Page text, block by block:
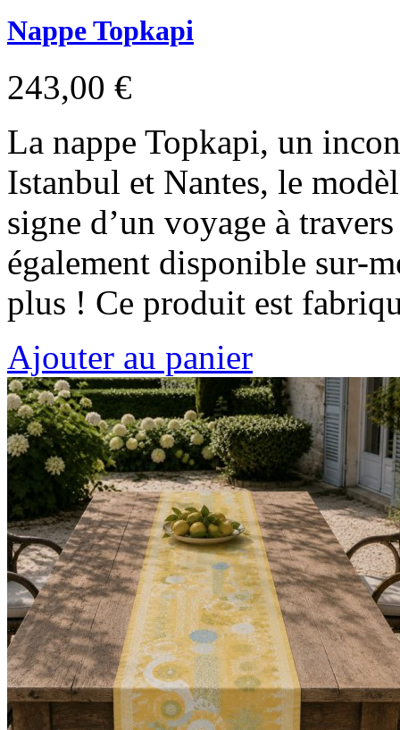
Nappe Topkapi
243,00 €
La nappe Topkapi, un
Istanbul et Nantes, le
signe d’un voyage à
également disponible sur-
plus ! Ce produit est
Ajouter au panier